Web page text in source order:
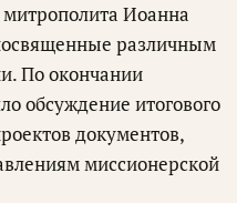
митрополита Иоанна
различным
По окончании
обсуждение итогового
документов,
миссионерской